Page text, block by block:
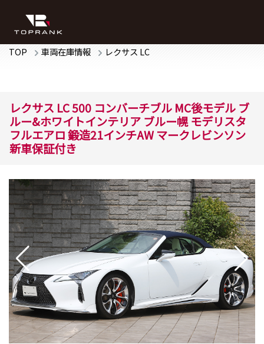
TOP 車両在庫情報 レクサス LC
レクサス LC500 コンバーチブル MC後モデル ブ
ルー&ホワイトインテリア ブルー幌 モデリスタ
フルエアロ 鍛造21インチAW マークレビンソン
新車保証付き